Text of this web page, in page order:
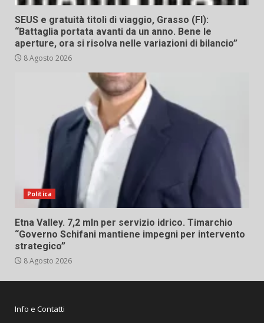
SEUS e gratuità titoli di viaggio, Grasso (FI):
“Battaglia portata avanti da un anno. Bene le
aperture, ora si risolva nelle variazioni di bilancio”
8 Agosto 2026
Politica
Etna Valley. 7,2 mln per servizio idrico. Timarchio
“Governo Schifani mantiene impegni per intervento
strategico”
8 Agosto 2026
Info e Contatti